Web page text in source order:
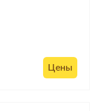
Цены